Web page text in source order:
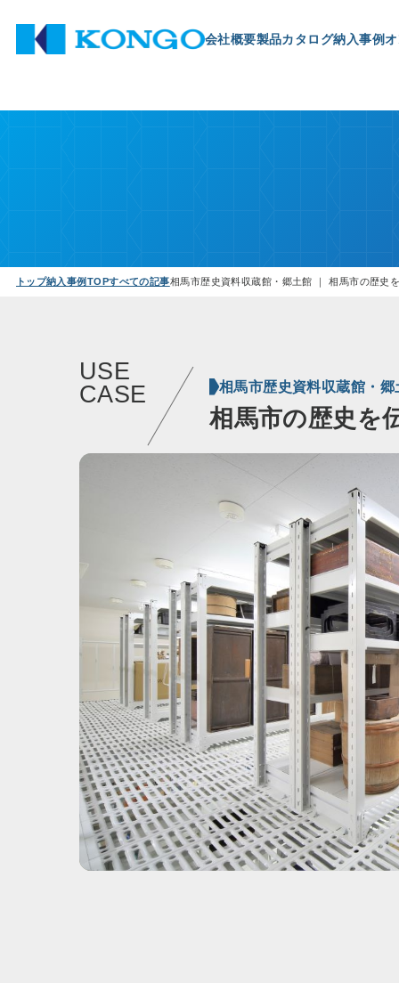
会社概要製品カタログ納入事例
トップ納入事例TOPすべての記事相馬市歴史資料収蔵館・郷土館 ｜ 相馬市の歴史
USE
CASE
相馬市歴史資料収蔵館・郷
相馬市の歴史を